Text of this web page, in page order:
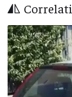
Correlati